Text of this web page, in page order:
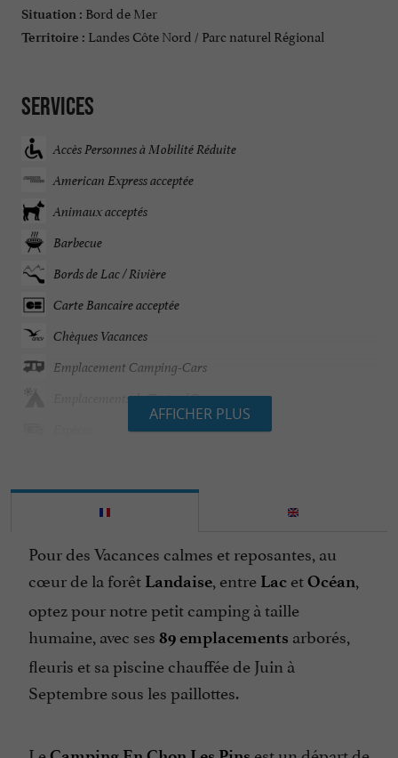
Situation : Bord de Mer
Territoire : Landes Côte Nord / Parc naturel Régional
Services
Accès Personnes à Mobilité Réduite
American Express acceptée
Animaux acceptés
Barbecue
Bords de Lac / Rivière
Carte Bancaire acceptée
Chèques Vacances
Emplacement Camping-Cars
Emplacements de Tentes / Caravanes
Jardin
Jeux pour enfants
Lave Linge
Location de Mobil Homes
Location de Mobil Homes / Chalets
Micro Onde
Mini Golf
AFFICHER PLUS
Pour des Vacances calmes et reposantes, au
cœur de la forêt Landaise , entre Lac etOcéan
optez pour notre petit camping à taille
humaine, avec ses 89 emplacements arborés,
fleuris et sa piscine chauffée de Juin à
Septembre sous les paillottes.